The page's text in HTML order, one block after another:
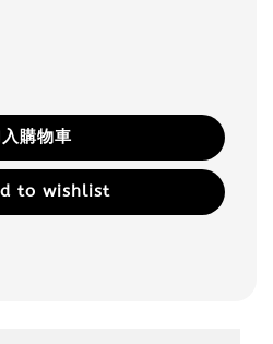
購物車
to wishlist